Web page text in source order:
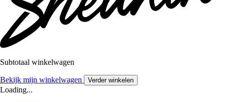
Subtotaal winkelwagen
Bekijk mijn winkelwagen Verder winkelen
Loading...